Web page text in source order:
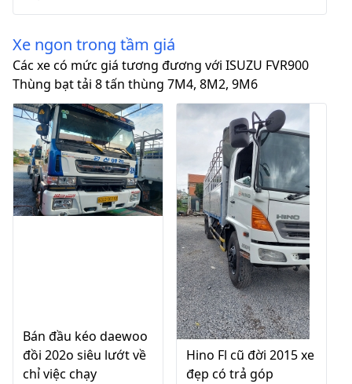
Xe ngon trong tầm giá
Các xe có mức giá tương đương với ISUZU FVR900
Thùng bạt tải 8 tấn thùng 7M4, 8M2, 9M6
Bán đầu kéo daewoo
đồi 202o siêu lướt về
chỉ việc chạy
Hino Fl cũ đời 2015 xe
đẹp có trả góp